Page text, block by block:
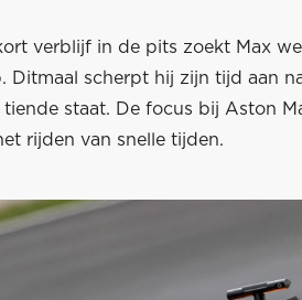
verblijf in de pits zoekt Max
Ditmaal scherpt hij zijn tijd aan
tiende staat. De focus bij Aston
rijden van snelle tijden.